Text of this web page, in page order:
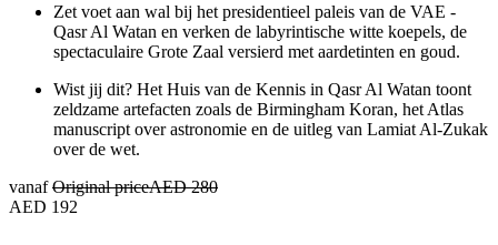
Zet voet aan wal bij het presidentieel paleis van de VAE -
Qasr Al Watan en verken de labyrintische witte koepels, de
spectaculaire Grote Zaal versierd met aardetinten en goud.
Wist jij dit? Het Huis van de Kennis in Qasr Al Watan toont
zeldzame artefacten zoals de Birmingham Koran, het Atlas
manuscript over astronomie en de uitleg van Lamiat Al-Zukak
over de wet.
vanafOriginal priceAED 280
AED 192